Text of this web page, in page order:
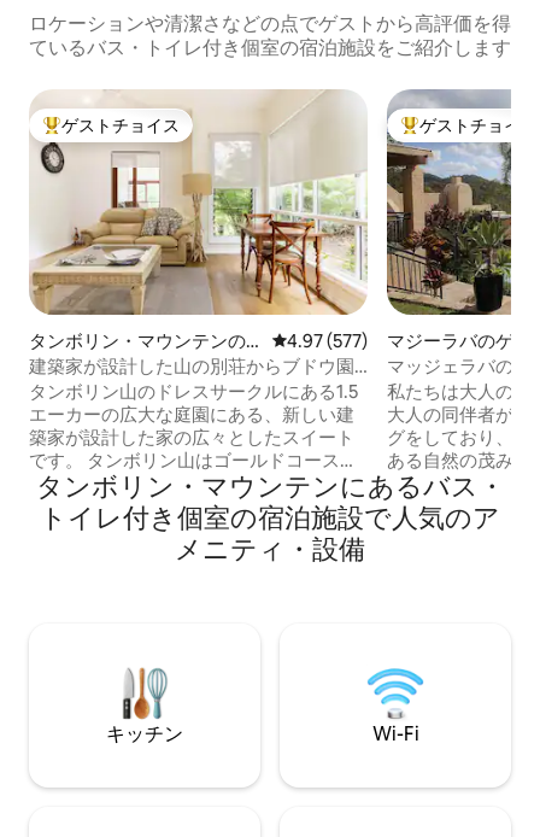
ロケーションや清潔さなどの点でゲストから高評価を得
ているバス・トイレ付き個室の宿泊施設をご紹介します
大好評のゲストチョイスです。
ゲストチョイス
タンボリン・マウンテンの
ゲストスイート
レビュー577件、5つ星中4.97つ
4.97 (577)
建築家が設計した山の別荘からブドウ園
を訪れよう
タンボリン山のドレスサークルにある1.5
エーカーの広大な庭園にある、新しい建
築家が設計した家の広々としたスイート
です。 タンボリン山はゴールドコースト
から車で40分のところにある素晴らしい
環境です。 海抜535mの赤い火山土壌と十
分な降雨量により、豊かな環境が保証さ
れ、さまざまな鳥類が生息しています。
にぴったりで、たくさんのブッシュウォ
ーキングコースがあります。 オライリー
ズ、ラミントン、ビナブラ国立公園への
入り口でもあります。 ワイングラスを手
ヒルの夕日は絶対に見逃せません。 この
大好評のゲスト
ゲストチョイス
マジーラバのゲス
マッジェラバの野
私たちは大人のみ
大人の同伴者がい
グをしており、
ある自然の茂みの
ックで、野生動物
ストのスカイライ
景色が楽しめます
簡易キッチン、独
なプライバシーと
タンボリン・マウンテンにあるバス・
トイレ付き個室の宿泊施設で人気のア
メニティ・設備
キッチン Wi-Fi